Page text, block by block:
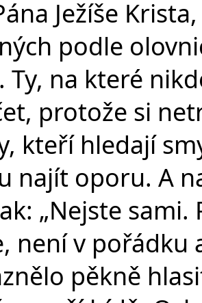
Ježíše
podle
Ty, na které
protože si
kteří hledají
najít oporu. A
„Nejste sami.
není v pořádku
pěkně